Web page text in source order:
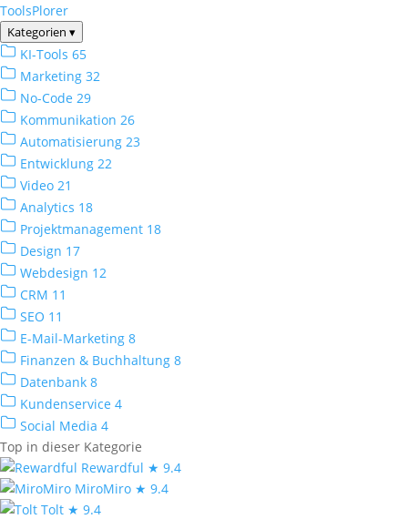
ToolsPlorer
Kategorien ▾
KI-Tools 65
Marketing 32
No-Code 29
Kommunikation 26
Automatisierung 23
Entwicklung 22
Video 21
Analytics 18
Projektmanagement 18
Design 17
Webdesign 12
CRM 11
SEO 11
E-Mail-Marketing 8
Finanzen & Buchhaltung 8
Datenbank 8
Kundenservice 4
Social Media 4
Top in dieser Kategorie
Rewardful ★ 9.4
MiroMiro ★ 9.4
Tolt ★ 9.4